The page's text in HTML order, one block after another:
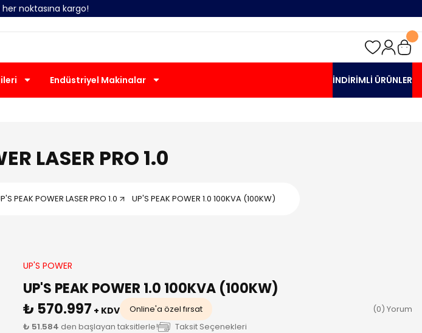
her noktasına kargo!
Endüstriyel Makinalar İNDİRİMLİ ÜRÜNLER
LASER PRO 1.0
PEAK POWER LASER PRO 1.0 UP'S PEAK POWER 1.0 100KVA (100KW)
UP'S POWER
UP'S PEAK POWER 1.0 100KVA (100KW)
₺ 570.997 + KDV Online'a özel fırsat
(0) Yorum
₺ 51.584 den başlayan taksitlerle!
Taksit Seçenekleri